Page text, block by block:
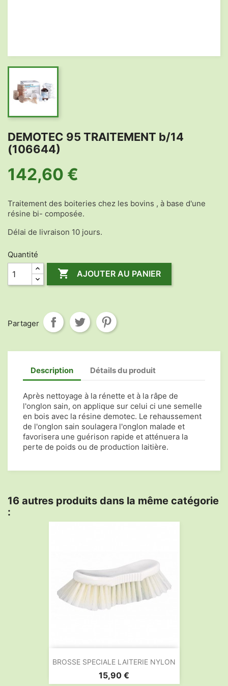
DEMOTEC 95 TRAITEMENT b/14
(106644)
142,60 €
Traitement des boiteries chez les bovins , à base d'une
résine bi- composée.
Délai de livraison 10 jours.
Quantité
 AJOUTER AU PANIER
Partager
Description Détails du produit
Après nettoyage à la rénette et à la râpe de
l'onglon sain, on applique sur celui ci une semelle
en bois avec la résine demotec. Le rehaussement
de l'onglon sain soulagera l'onglon malade et
favorisera une guérison rapide et atténuera la
perte de poids ou de production laitière.
16 autres produits dans la même catégorie
:
BROSSE SPECIALE LAITERIE NYLON
Prix
15,90 €